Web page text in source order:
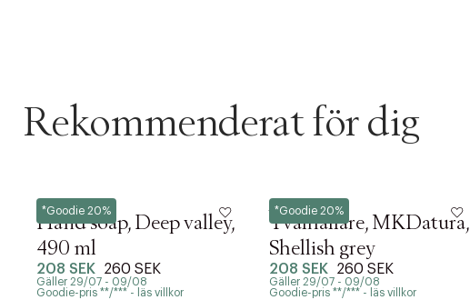
Rekommenderat för dig
*Goodie 20%
Meraki
Hand soap, Deep valley,
490 ml
208 SEK 260 SEK
Gäller 29/07 - 09/08
Goodie-pris **/*** - läs villkor
*Goodie 20%
Meraki
Tvålhållare, MKDatura,
Shellish grey
208 SEK 260 SEK
Gäller 29/07 - 09/08
Goodie-pris **/*** - läs villkor